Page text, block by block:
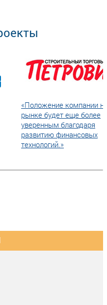
«Положение компании
рынке будет еще более
уверенным благодаря
развитию финансовых
технологий.»